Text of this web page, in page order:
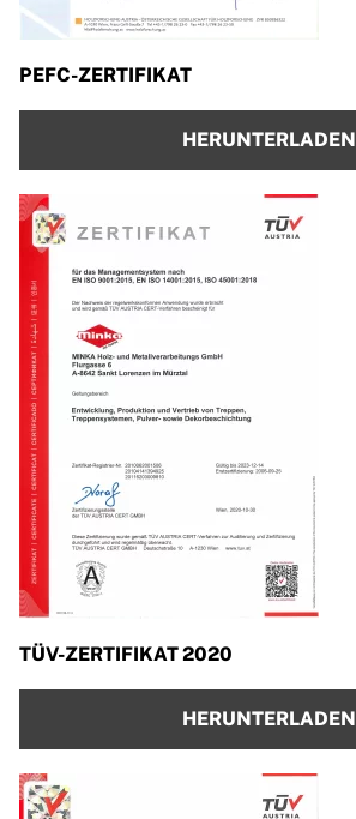
PEFC-ZERTIFIKAT
HERUNTERLADEN
TÜV-ZERTIFIKAT 2020
HERUNTERLADEN